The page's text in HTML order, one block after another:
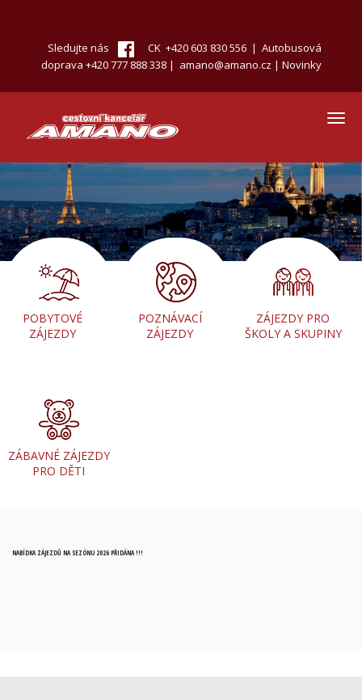
Sledujte nás
CK +420 603 830 556 | Autobusová
doprava +420 777 888 338 | amano@amano.cz | Novinky
POBYTOVÉ
ZÁJEZDY
POZNÁVACÍ
ZÁJEZDY
ZÁJEZDY PRO
ŠKOLY A SKUPINY
ZÁBAVNÉ ZÁJEZDY
PRO DĚTI
NABÍDKA ZÁJEZDŮ NA SEZÓNU 2026 PŘIDÁNA !!!